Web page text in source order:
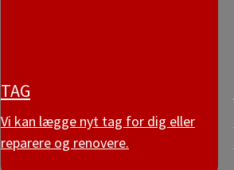
TAG
Vi kan lægge nyt tag for dig eller
reparere og renovere.